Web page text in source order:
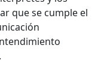
que se cumple el